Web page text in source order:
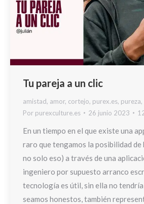
Tu pareja a un clic
amistad, amor, cortejo, purex.es, pureza,
Por purexculture.es 26 junio 2023
En un tiempo en el que existe una
raro que tengamos la posibilidad de
no solo eso) a través de una
ingeniero por supuesto arranco
tecnología es útil, sin ella no
seamos honestos, también